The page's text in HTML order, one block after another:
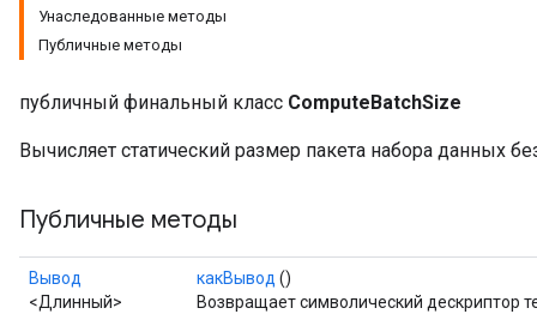
Унаследованные методы
Публичные методы
публичный финальный класс ComputeBatchSize
Вычисляет статический размер пакета набора данных
Публичные методы
Вывод
<Длинный>
какВывод ()
Возвращает символический дескриптор